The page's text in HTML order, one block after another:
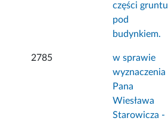
części gruntu
pod
budynkiem.
2785
w sprawie
wyznaczenia
Pana
Wiesława
Starowicza -